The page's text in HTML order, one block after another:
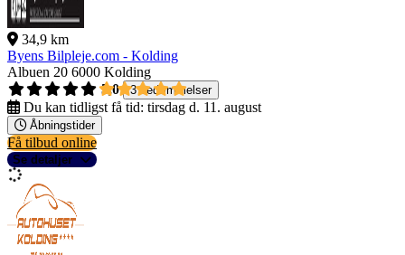
34,9 km
Byens Bilpleje.com - Kolding
Albuen 20 6000 Kolding
5,0
3 bedømmelser
Du kan tidligst få tid: tirsdag d. 11. august
Åbningstider
Få tilbud online
Se detaljer